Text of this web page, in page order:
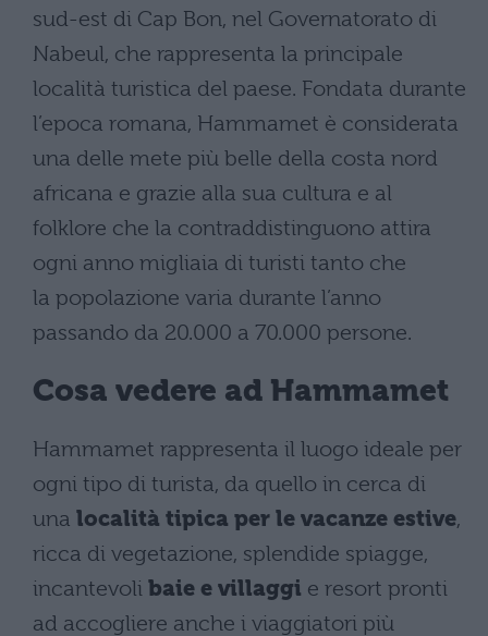
sud-est di Cap Bon, nel Governatorato di
Nabeul, che rappresenta la principale
località turistica del paese. Fondata durante
l’epoca romana, Hammamet è considerata
una delle mete più belle della costa nord
africana e grazie alla sua cultura e al
folklore che la contraddistinguono attira
ogni anno migliaia di turisti tanto che
la popolazione varia durante l’anno
passando da 20.000 a 70.000 persone.
Cosa vedere ad Hammamet
Hammamet rappresenta il luogo ideale per
ogni tipo di turista, da quello in cerca di
una località tipica per le vacanze estive,
ricca di vegetazione, splendide spiagge,
incantevoli baie e villaggi e resort pronti
ad accogliere anche i viaggiatori più